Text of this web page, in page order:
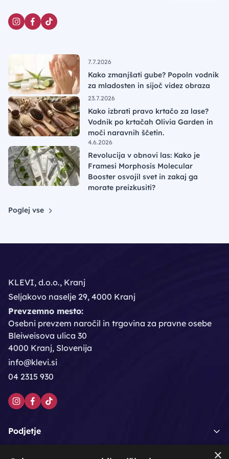
7.7.2026
Kako zmanjšati gube? Popoln vodnik
za mladosten in sijoč videz obraza
23.7.2026
Kako izbrati pravo krtačo za lase?
Vodnik po krtačah Olivia Garden in
moči naravnih ščetin.
4.6.2026
Revolucija v obnovi las: Kako je
Framesi Morphosis Molecular
Booster osvojil svet in zakaj ga
morate preizkusiti?
Poglej vse
KLEVI, d.o.o., Kranj
Seljakovo naselje 29, 4000 Kranj
Prevzemno mesto:
Osebni prevzem naročil in trgovina za pravne osebe
Bleiweisova ulica 30
4000 Kranj, Slovenija
info@klevi.si
04 2315 930
Podjetje
×